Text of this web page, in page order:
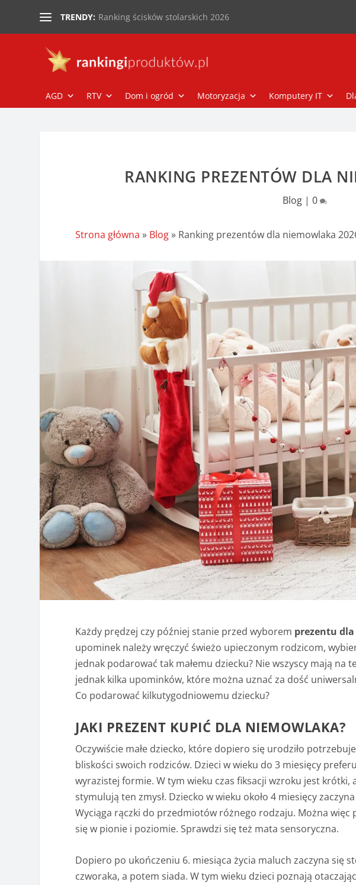
TRENDY: Ranking ścisków stolarskich 2026
AGD RTV Dom i ogród Motoryzacja Komputery IT
RANKING PREZENTÓW DLA
Blog |0
Strona główna » Blog» Ranking prezentów dla niemowlaka
Każdy prędzej czy później stanie przed wyborem prezentu
upominek należy wręczyć świeżo upieczonym rodzicom,
jednak podarować tak małemu dziecku? Nie wszyscy mają na
jednak kilka upominków, które można uznać za dość
Co podarować kilkutygodniowemu dziecku?
JAKI PREZENT KUPIĆ DLA NIEMOWLAKA?
Oczywiście małe dziecko, które dopiero się urodziło
bliskości swoich rodziców. Dzieci w wieku do 3 miesięcy
wyrazistej formie. W tym wieku czas fiksacji wzroku jest krótki,
stymulują ten zmysł. Dziecko w wieku około 4 miesięcy
Wyciąga rączki do przedmiotów różnego rodzaju. Można więc
się w pionie i poziomie. Sprawdzi się też mata sensoryczna.
Dopiero po ukończeniu 6. miesiąca życia maluch zaczyna się
czworaka, a potem siada. W tym wieku dzieci poznają